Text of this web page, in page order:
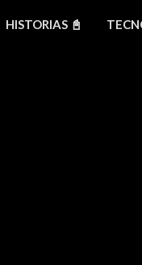
HISTORIAS 📓